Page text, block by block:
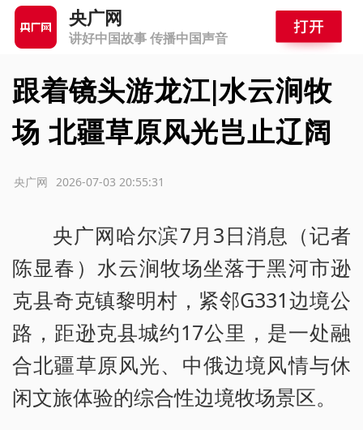
央广网
讲好中国故事 传播中国声音
跟着镜头游龙江|水云涧牧
场 北疆草原风光岂止辽阔
2026-07-03 20:55:31
央广网
央广网哈尔滨7月3日消息（记者
陈显春）水云涧牧场坐落于黑河市逊
克县奇克镇黎明村，紧邻G331边境公
路，距逊克县城约17公里，是一处融
合北疆草原风光、中俄边境风情与休
闲文旅体验的综合性边境牧场景区。